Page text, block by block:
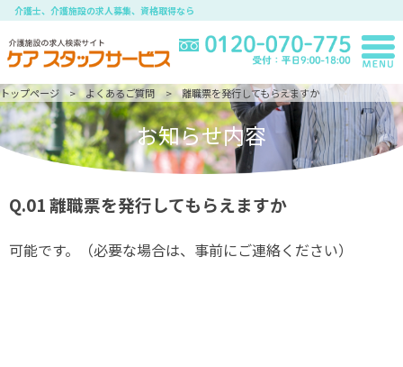
介護士、介護施設の求人募集、資格取得なら
トップページ よくあるご質問 離職票を発行してもらえますか
お知らせ内容
Q.01離職票を発行してもらえますか
可能です。（必要な場合は、事前にご連絡ください）